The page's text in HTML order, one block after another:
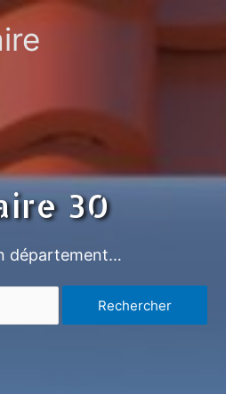
30
département…